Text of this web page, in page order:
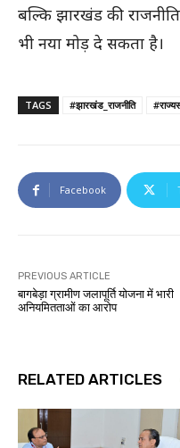
बल्कि झारखंड की
भी नया मोड़ दे सकता है।
TAGS #झारखंड_राजनीति
Facebook
PREVIOUS ARTICLE
बागबेड़ा ग्रामीण जलापूर्ति योजना में भारी
अनियमितताओं का आरोप
RELATED ARTICLES